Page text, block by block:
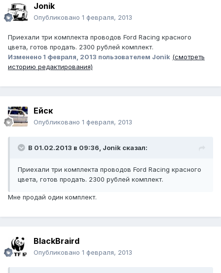
Jonik
Опубликовано 1 февраля, 2013
Приехали три комплекта проводов Ford Racing красного
цвета, готов продать. 2300 рублей комплект.
Изменено 1 февраля, 2013 пользователем Jonik (смотреть
историю редактирования)
Ейск
Опубликовано 1 февраля, 2013
В 01.02.2013 в 09:36, Jonik сказал:
Приехали три комплекта проводов Ford Racing красного
цвета, готов продать. 2300 рублей комплект.
Мне продай один комплект.
BlackBraird
Опубликовано 1 февраля, 2013